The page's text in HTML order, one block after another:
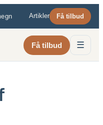
Artikler Få tilbud
Få tilbud ☰